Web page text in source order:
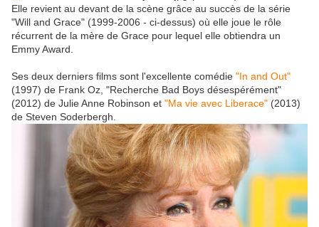
Elle revient au devant de la scène grâce au succès de la série
"Will and Grace" (1999-2006 - ci-dessus) où elle joue le rôle
récurrent de la mère de Grace pour lequel elle obtiendra un
Emmy Award.
Ses deux derniers films sont l'excellente comédie "In and Out"
(1997) de Frank Oz, "Recherche Bad Boys désespérément"
(2012) de Julie Anne Robinson et "Ma vie avec Liberace" (2013)
de Steven Soderbergh.